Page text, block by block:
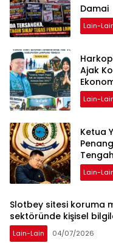
Damai
Lain-
Ajak
Lain-
Ketua
Bukan
Lain-
Slotbey sitesi koruma
sektöründe kişisel
Lain-Lain 04/07/2026